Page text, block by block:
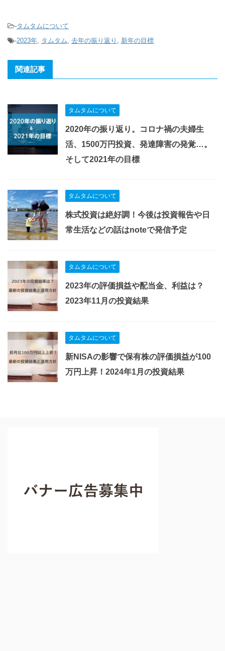
-タムタムについて
-2023年 タムタム 去年の振り返り 新年の目標
関連記事
タムタムについて
2020年の振り返り。コロナ禍の夫婦生
活、1500万円投資、発達障害の発覚…。
そして2021年の目標
タムタムについて
株式投資は絶好調！今後は投資報告や日
常生活などの話はnoteで発信予定
タムタムについて
2023年の評価損益や配当金、利益は？
2023年11月の投資結果
タムタムについて
新NISAの影響で保有株の評価損益が100
万円上昇！2024年1月の投資結果